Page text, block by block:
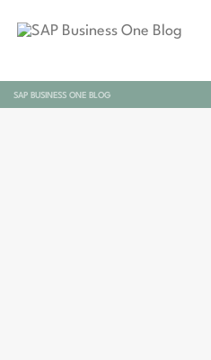
SAP BUSINESS ONE BLOG